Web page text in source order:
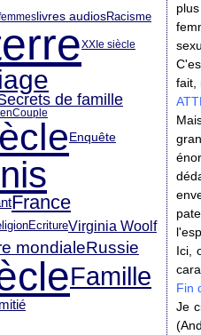
livres audiosRacisme
XXIe siècle
de famille
Couple
Enquête
France
EcritureVirginia Woolf
mondialeRussie
Famille
fait,
Ici,
Fin
Je